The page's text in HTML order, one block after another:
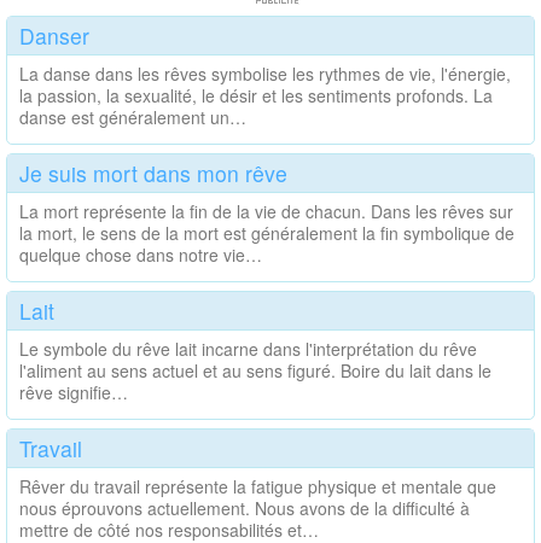
Danser
La danse dans les rêves symbolise les rythmes de vie, l'énergie,
la passion, la sexualité, le désir et les sentiments profonds. La
danse est généralement un…
Je suis mort dans mon rêve
La mort représente la fin de la vie de chacun. Dans les rêves sur
la mort, le sens de la mort est généralement la fin symbolique de
quelque chose dans notre vie…
Lait
Le symbole du rêve lait incarne dans l'interprétation du rêve
l'aliment au sens actuel et au sens figuré. Boire du lait dans le
rêve signifie…
Travail
Rêver du travail représente la fatigue physique et mentale que
nous éprouvons actuellement. Nous avons de la difficulté à
mettre de côté nos responsabilités et…